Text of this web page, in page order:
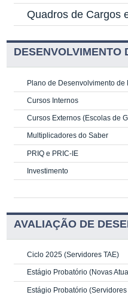
Quadros de Cargos
DESENVOLVIMENTO
Plano de Desenvolvimento de
Cursos Internos
Cursos Externos (Escolas de
Multiplicadores do Saber
PRIQ e PRIC-IE
Investimento
AVALIAÇÃO DE
Ciclo 2025 (Servidores TAE)
Estágio Probatório (Novas
Estágio Probatório (Servidores